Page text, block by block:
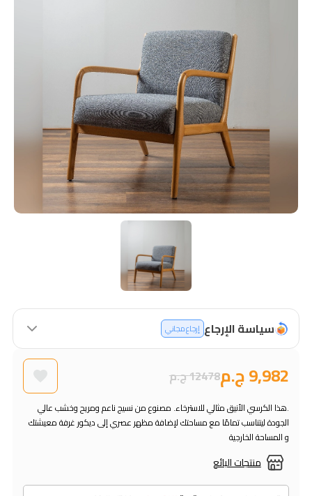
سياسة الإرجاع إرجاع مجاني
9,982 ج.م 12478 ج.م
منتجات البائع
.هذا الكرسي الأنيق مثالي للاسترخاء. مصنوع من نسيج ناعم ومريح وخشب عالي
الجودة ليتناسب تمامًا مع مساحتك لإضافة مظهر عصري إلى ديكور غرفة معيشتك
و المساحة الخارجية